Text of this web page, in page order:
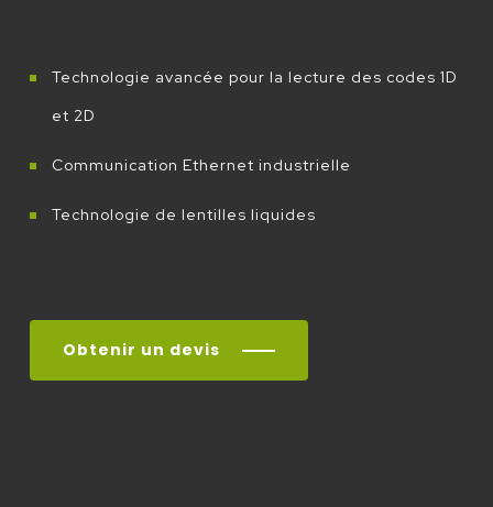
Technologie avancée pour la lecture des codes 1D
et 2D
Communication Ethernet industrielle
Technologie de lentilles liquides
Obtenir un devis